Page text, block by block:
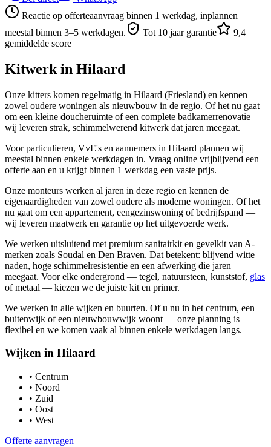
Reactie op offerteaanvraag binnen 1 werkdag, inplannen
meestal binnen 3–5 werkdagen.
Tot 10 jaar garantie
9,4
gemiddelde score
Kitwerk in Hilaard
Onze kitters komen regelmatig in Hilaard (Friesland) en kennen
zowel oudere woningen als nieuwbouw in de regio. Of het nu gaat
om een kleine doucheruimte of een complete badkamerrenovatie —
wij leveren strak, schimmelwerend kitwerk dat jaren meegaat.
Voor particulieren, VvE's en aannemers in Hilaard plannen wij
meestal binnen enkele werkdagen in. Vraag online vrijblijvend een
offerte aan en u krijgt binnen 1 werkdag een vaste prijs.
Onze monteurs werken al jaren in deze regio en kennen de
eigenaardigheden van zowel oudere als moderne woningen. Of het
nu gaat om een appartement, eengezinswoning of bedrijfspand —
wij leveren maatwerk en garantie op het uitgevoerde werk.
We werken uitsluitend met premium sanitairkit en gevelkit van A-
merken zoals Soudal en Den Braven. Dat betekent: blijvend witte
naden, hoge schimmelresistentie en een afwerking die jaren
meegaat. Voor elke ondergrond — tegel, natuursteen, kunststof, glas
of metaal — kiezen we de juiste kit en primer.
We werken in alle wijken en buurten. Of u nu in het centrum, een
buitenwijk of een nieuwbouwwijk woont — onze planning is
flexibel en we komen vaak al binnen enkele werkdagen langs.
Wijken in Hilaard
• Centrum
• Noord
• Zuid
• Oost
• West
Offerte aanvragen